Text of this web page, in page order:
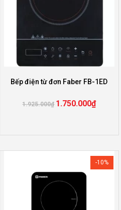
Bếp điện từ đơn Faber FB-1ED
1.925.000₫ 1.750.000₫
-10%